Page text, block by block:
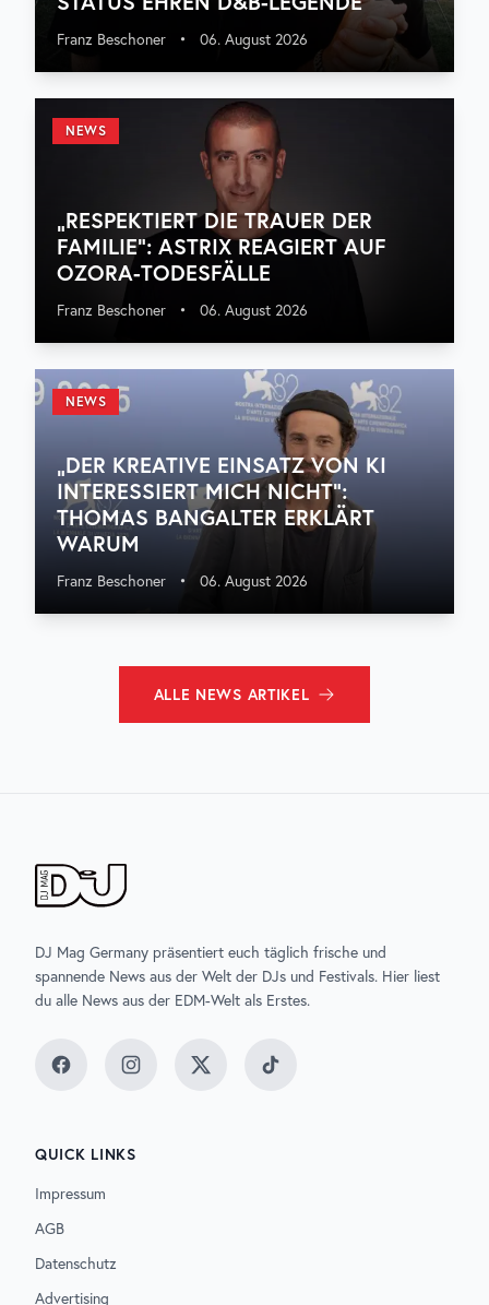
Franz Beschoner • 06. August 2026
NEWS
„RESPEKTIERT DIE TRAUER DER
FAMILIE“: ASTRIX REAGIERT AUF
OZORA-TODESFÄLLE
Franz Beschoner • 06. August 2026
NEWS
„DER KREATIVE EINSATZ VON KI
INTERESSIERT MICH NICHT“:
THOMAS BANGALTER ERKLÄRT
WARUM
Franz Beschoner • 06. August 2026
ALLE NEWS ARTIKEL
DJ Mag Germany präsentiert euch täglich frische und
spannende News aus der Welt der DJs und Festivals. Hier liest
du alle News aus der EDM-Welt als Erstes.
FacebookInstagramTwitter TikTok
QUICK LINKS
Impressum
AGB
Datenschutz
Advertising